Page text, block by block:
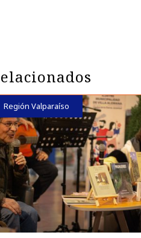
Región Valparaíso